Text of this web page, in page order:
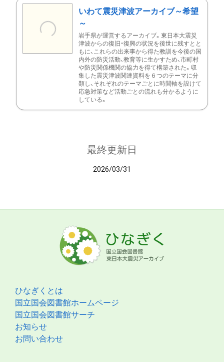
いわて震災津波アーカイブ～希望
～
岩手県が運営するアーカイブ。東日本大震災
津波からの復旧・復興の状況を後世に残すとと
もに、これらの出来事から得た教訓を今後の国
内外の防災活動、教育等に生かすため、市町村
や防災関係機関の協力を得て構築された。収
集した震災津波関連資料を６つのテーマに分
類し、それぞれのテーマごとに時間軸を設けて
応急対策など活動ごとの流れも分かるように
している。
最終更新日
2026/03/31
ひなぎくとは
国立国会図書館ホームページ
国立国会図書館サーチ
お知らせ
お問い合わせ